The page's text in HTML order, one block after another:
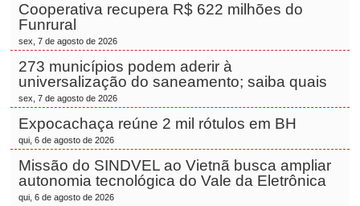
Cooperativa recupera R$ 622 milhões do
Funrural
sex, 7 de agosto de 2026
273 municípios podem aderir à
universalização do saneamento; saiba quais
sex, 7 de agosto de 2026
Expocachaça reúne 2 mil rótulos em BH
qui, 6 de agosto de 2026
Missão do SINDVEL ao Vietnã busca ampliar
autonomia tecnológica do Vale da Eletrônica
qui, 6 de agosto de 2026